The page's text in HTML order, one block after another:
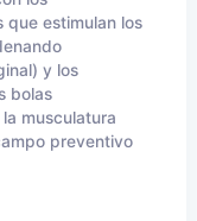
que estimulan los
y los
bolas
musculatura
preventivo